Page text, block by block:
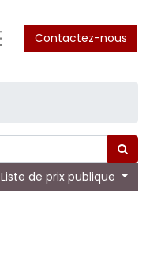
Contactez-nous
Liste de prix publique